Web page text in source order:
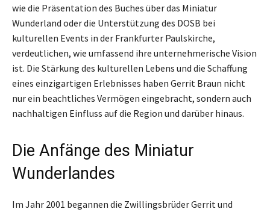
wie die Präsentation des Buches über das Miniatur
Wunderland oder die Unterstützung des DOSB bei
kulturellen Events in der Frankfurter Paulskirche,
verdeutlichen, wie umfassend ihre unternehmerische Vision
ist. Die Stärkung des kulturellen Lebens und die Schaffung
eines einzigartigen Erlebnisses haben Gerrit Braun nicht
nur ein beachtliches Vermögen eingebracht, sondern auch
nachhaltigen Einfluss auf die Region und darüber hinaus.
Die Anfänge des Miniatur
Wunderlandes
Im Jahr 2001 begannen die Zwillingsbrüder Gerrit und